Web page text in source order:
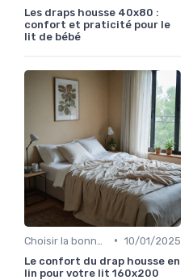
Les draps housse 40x80 :
confort et praticité pour le
lit de bébé
• 10/01/2025
Le confort du drap housse en
lin pour votre lit 160x200